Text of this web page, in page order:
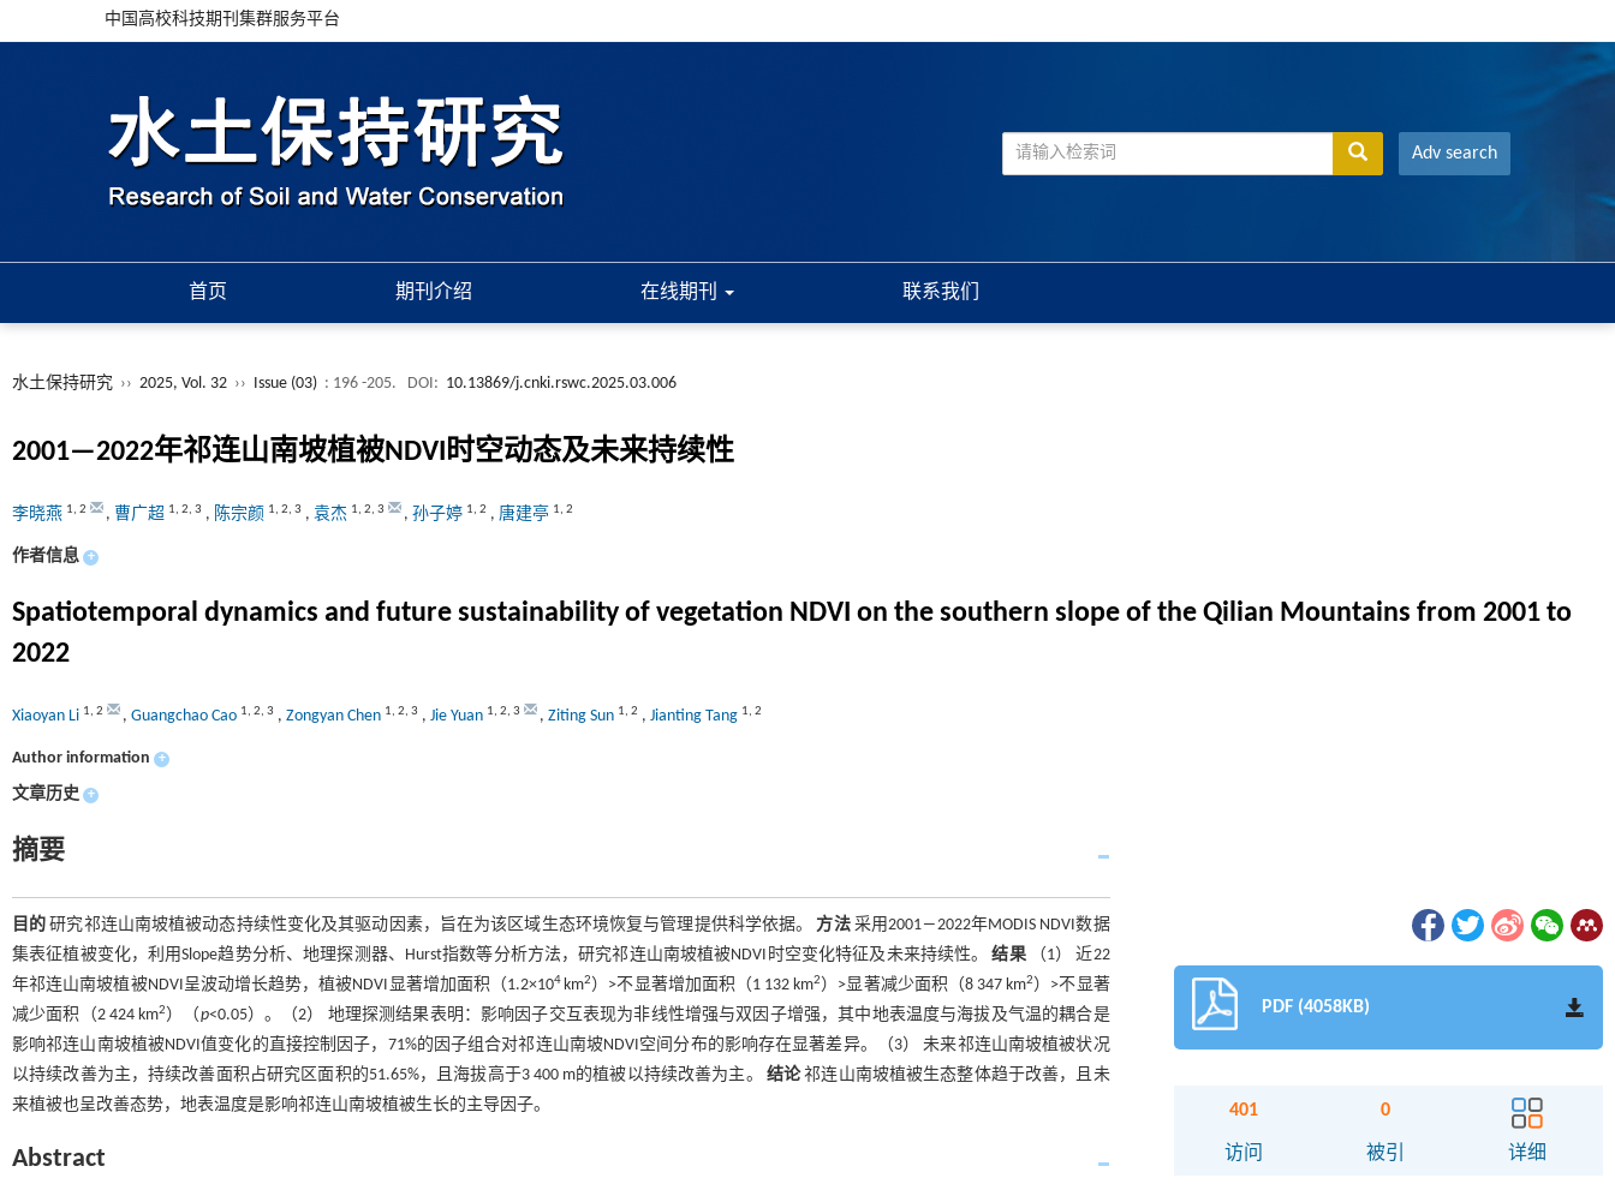
中国高校科技期刊集群服务平台
Adv search
首页 期刊介绍 在线期刊 联系我们
水土保持研究 ›› 2025, Vol. 32 ›› Issue (03) : 196 -205. DOI: 10.13869/j.cnki.rswc.2025.03.006
2001—2022年祁连山南坡植被NDVI时空动态及未来持续性
李晓燕 1, 2 , 曹广超 1, 2, 3 , 陈宗颜 1, 2, 3 , 袁杰 1, 2, 3 , 孙子婷 1, 2 , 唐建亭 1, 2
作者信息 +
Spatiotemporal dynamics and future sustainability of vegetation NDVI on the southern slope of the Qilian Mountains from 2001 to
2022
Xiaoyan Li 1, 2 , Guangchao Cao 1, 2, 3 , Zongyan Chen 1, 2, 3 , Jie Yuan 1, 2, 3 , Ziting Sun 1, 2 , Jianting Tang 1, 2
Author information +
文章历史 +
摘要
目的 研究祁连山南坡植被动态持续性变化及其驱动因素，旨在为该区域生态环境恢复与管理提供科学依据。方法采用2001―2022年MODIS NDVI数据
集表征植被变化，利用Slope趋势分析、地理探测器、Hurst指数等分析方法，研究祁连山南坡植被NDVI时空变化特征及未来持续性。结果（1） 近22
年祁连山南坡植被NDVI呈波动增长趋势，植被NDVI显著增加面积（1.2×104km2）>不显著增加面积（1 132 km2）>显著减少面积（8 347 km2）>不显著
减少面积（2 424 km2）（p<0.05）。（2） 地理探测结果表明：影响因子交互表现为非线性增强与双因子增强，其中地表温度与海拔及气温的耦合是
影响祁连山南坡植被NDVI值变化的直接控制因子，71%的因子组合对祁连山南坡NDVI空间分布的影响存在显著差异。（3） 未来祁连山南坡植被状况
以持续改善为主，持续改善面积占研究区面积的51.65%，且海拔高于3 400 m的植被以持续改善为主。 结论祁连山南坡植被生态整体趋于改善，且未
来植被也呈改善态势，地表温度是影响祁连山南坡植被生长的主导因子。
Abstract
PDF (4058KB)
401
访问
0
被引 详细